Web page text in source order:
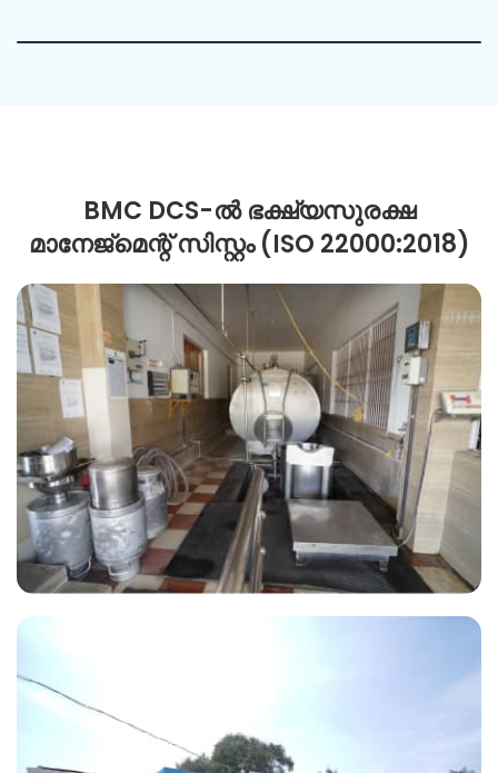
BMC DCS-ൽ ഭക്ഷ്യസുരക്ഷ
മാനേജ്മെന്റ് സിസ്റ്റം (ISO 22000:2018)